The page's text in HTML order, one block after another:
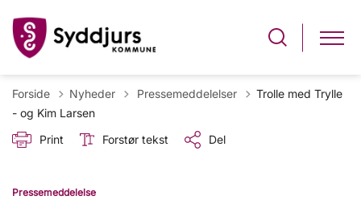
Forside Nyheder Tilbage til
Pressemeddelelser
Trolle med Trylle
- og Kim Larsen
Print
Forstør tekst Del
Pressemeddelelse